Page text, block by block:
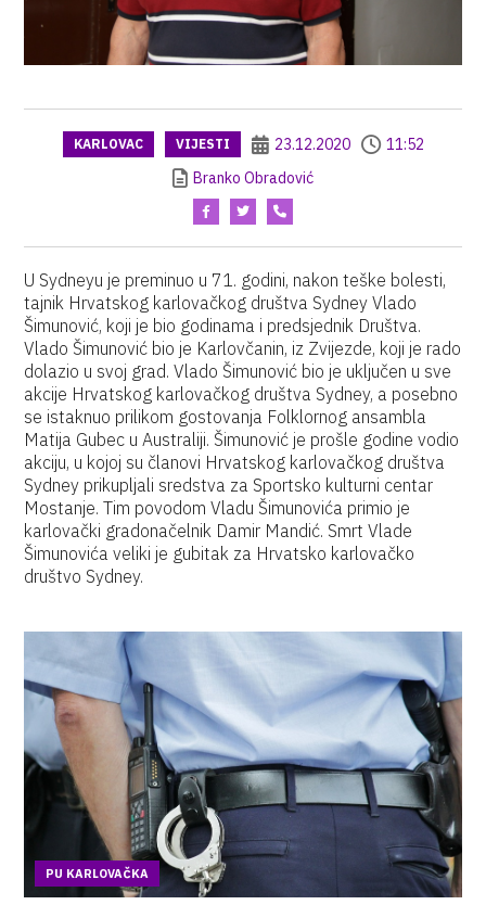
KARLOVAC VIJESTI 23.12.2020
11:52
Branko Obradović
U Sydneyu je preminuo u 71. godini, nakon teške bolesti,
tajnik Hrvatskog karlovačkog društva Sydney Vlado
Šimunović, koji je bio godinama i predsjednik Društva.
Vlado Šimunović bio je Karlovčanin, iz Zvijezde, koji je rado
dolazio u svoj grad. Vlado Šimunović bio je uključen u sve
akcije Hrvatskog karlovačkog društva Sydney, a posebno
se istaknuo prilikom gostovanja Folklornog ansambla
Matija Gubec u Australiji. Šimunović je prošle godine vodio
akciju, u kojoj su članovi Hrvatskog karlovačkog društva
Sydney prikupljali sredstva za Sportsko kulturni centar
Mostanje. Tim povodom Vladu Šimunovića primio je
karlovački gradonačelnik Damir Mandić. Smrt Vlade
Šimunovića veliki je gubitak za Hrvatsko karlovačko
društvo Sydney.
PU KARLOVAČKA